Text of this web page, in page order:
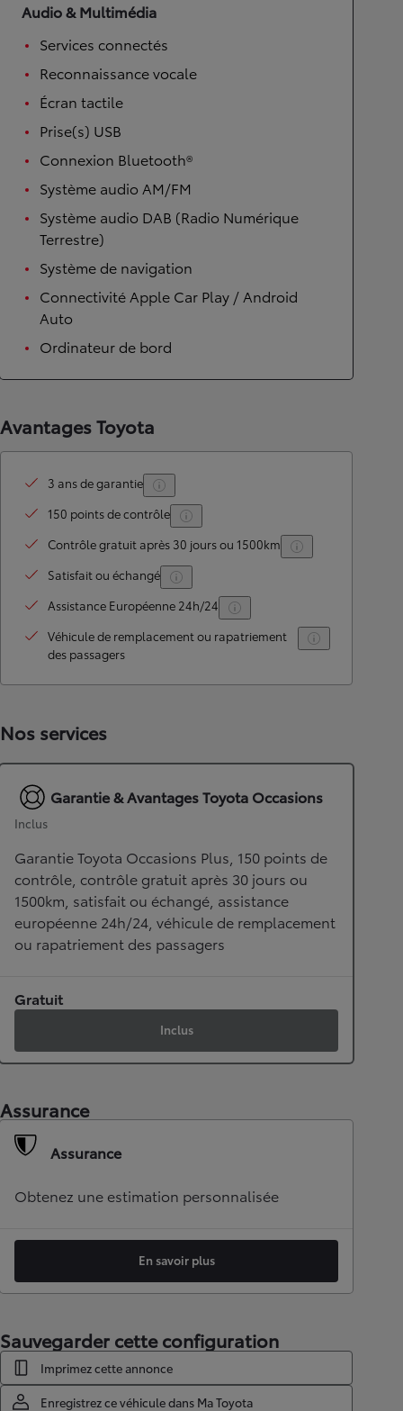
Audio & Multimédia
Services connectés
Reconnaissance vocale
Écran tactile
Prise(s) USB
Connexion Bluetooth®
Système audio AM/FM
Système audio DAB (Radio Numérique
Terrestre)
Système de navigation
Connectivité Apple Car Play / Android
Auto
Ordinateur de bord
Avantages Toyota
3 ans de garantie
150 points de contrôle
Contrôle gratuit après 30 jours ou 1500km
Satisfait ou échangé
Assistance Européenne 24h/24
Véhicule de remplacement ou rapatriement
des passagers
Nos services
Garantie & Avantages Toyota Occasions
Inclus
Garantie Toyota Occasions Plus, 150 points de
contrôle, contrôle gratuit après 30 jours ou
1500km, satisfait ou échangé, assistance
européenne 24h/24, véhicule de remplacement
ou rapatriement des passagers
Gratuit
Inclus
Assurance
Assurance
Obtenez une estimation personnalisée
En savoir plus
Sauvegarder cette configuration
Imprimez cette annonce
Enregistrez ce véhicule dans Ma Toyota